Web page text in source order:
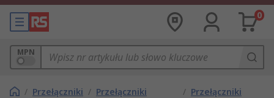
0
MPN
/ Przełączniki / Przełączniki
/ Przełączniki